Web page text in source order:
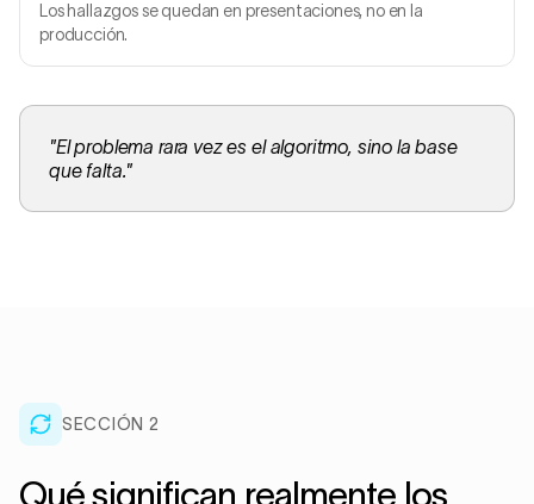
Los hallazgos se quedan en presentaciones, no en la
producción.
"El problema rara vez es el algoritmo, sino la base
que falta."
SECCIÓN 2
Qué significan realmente los